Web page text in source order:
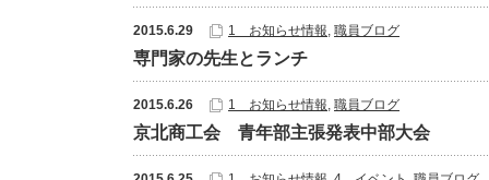
2015.6.29 1 お知らせ情報, 職員ブログ
専門家の先生とランチ
2015.6.26 1 お知らせ情報, 職員ブログ
京北商工会 青年部主張発表中部大会